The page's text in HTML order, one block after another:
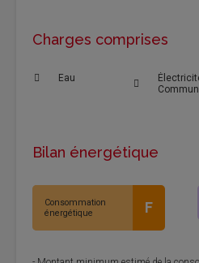
Charges comprises
Eau
Bilan énergétique
Consommation
énergétique
F